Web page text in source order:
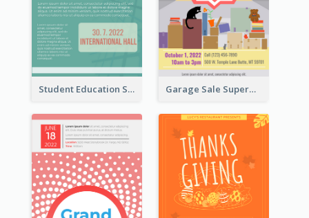
Student Education Study Flyer Garage Sale Supermarket Flyer